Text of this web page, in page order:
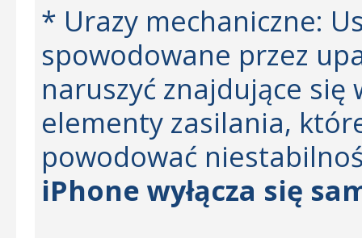
* Urazy mechaniczne:
spowodowane przez
naruszyć znajdujące
elementy zasilania,
powodować
iPhone wyłącza się